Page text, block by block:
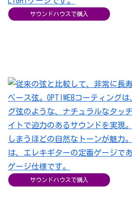
サウンドハウスで購入
サウンドハウスで購入